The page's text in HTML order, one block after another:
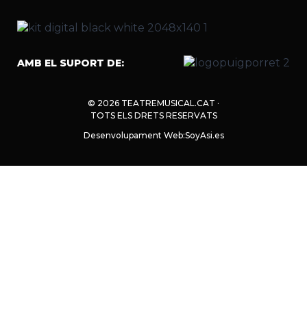
AMB EL SUPORT DE:
© 2026 TEATREMUSICAL.CAT ·
TOTS ELS DRETS RESERVATS
Desenvolupament Web:SoyAsi.es